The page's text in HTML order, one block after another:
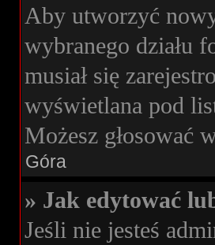
Aby utworzyć
wybranego działu
musiał się
wyświetlana pod
Możesz głosować
Góra
» Jak edytować
Jeśli nie jesteś